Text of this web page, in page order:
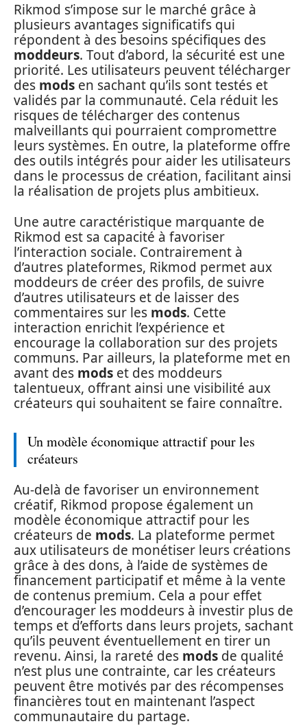
Rikmod s’impose sur le marché grâce à
plusieurs avantages significatifs qui
répondent à des besoins spécifiques des
moddeurs. Tout d’abord, la sécurité est une
priorité. Les utilisateurs peuvent télécharger
des mods en sachant qu’ils sont testés et
validés par la communauté. Cela réduit les
risques de télécharger des contenus
malveillants qui pourraient compromettre
leurs systèmes. En outre, la plateforme offre
des outils intégrés pour aider les utilisateurs
dans le processus de création, facilitant ainsi
la réalisation de projets plus ambitieux.
Une autre caractéristique marquante de
Rikmod est sa capacité à favoriser
l’interaction sociale. Contrairement à
d’autres plateformes, Rikmod permet aux
moddeurs de créer des profils, de suivre
d’autres utilisateurs et de laisser des
commentaires sur les mods. Cette
interaction enrichit l’expérience et
encourage la collaboration sur des projets
communs. Par ailleurs, la plateforme met en
avant des mods et des moddeurs
talentueux, offrant ainsi une visibilité aux
créateurs qui souhaitent se faire connaître.
Un modèle économique attractif pour les
créateurs
Au-delà de favoriser un environnement
créatif, Rikmod propose également un
modèle économique attractif pour les
créateurs de mods. La plateforme permet
aux utilisateurs de monétiser leurs créations
grâce à des dons, à l’aide de systèmes de
financement participatif et même à la vente
de contenus premium. Cela a pour effet
d’encourager les moddeurs à investir plus de
temps et d’efforts dans leurs projets, sachant
qu’ils peuvent éventuellement en tirer un
revenu. Ainsi, la rareté des mods de qualité
n’est plus une contrainte, car les créateurs
peuvent être motivés par des récompenses
financières tout en maintenant l’aspect
communautaire du partage.